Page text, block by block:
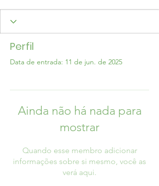
Perfil
Data de entrada: 11 de jun. de 2025
Ainda não há nada para
mostrar
Quando esse membro adicionar
informações sobre si mesmo, você as
verá aqui.